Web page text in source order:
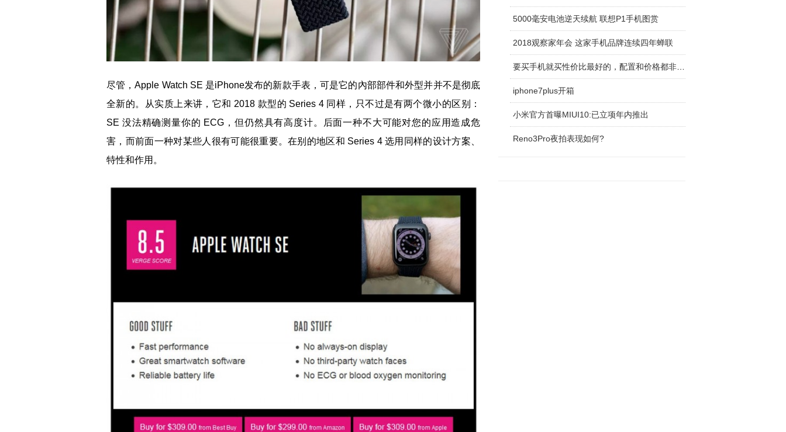
尽管，Apple Watch SE 是iPhone发布的新款手表，可是它的內部部件和外型并并不是彻底
全新的。从实质上来讲，它和 2018 款型的 Series 4 同样，只不过是有两个微小的区别：
SE 没法精确测量你的 ECG，但仍然具有高度计。后面一种不大可能对您的应用造成危
害，而前面一种对某些人很有可能很重要。在别的地区和 Series 4 选用同样的设计方案、
特性和作用。
5000毫安电池逆天续航 联想P1手机图赏
2018观察家年会 这家手机品牌连续四年蝉联
iphone7plus开箱
小米官方首曝MIUI10:已立项年内推出
Reno3Pro夜拍表现如何?